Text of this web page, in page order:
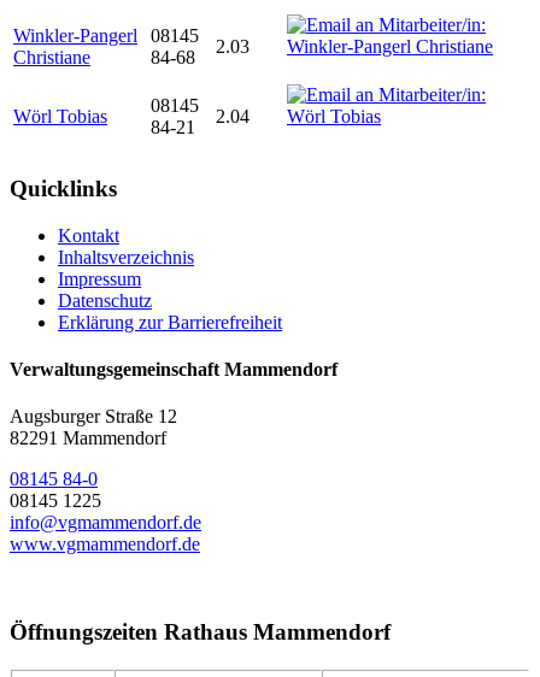
Winkler-Pangerl
Christiane
08145
84-68
2.03
Wörl Tobias
08145
84-21
2.04
Quicklinks
Kontakt
Inhaltsverzeichnis
Impressum
Datenschutz
Erklärung zur Barrierefreiheit
Verwaltungsgemeinschaft Mammendorf
Augsburger Straße 12
82291 Mammendorf
08145 84-0
08145 1225
info@vgmammendorf.de
www.vgmammendorf.de
Öffnungszeiten Rathaus Mammendorf